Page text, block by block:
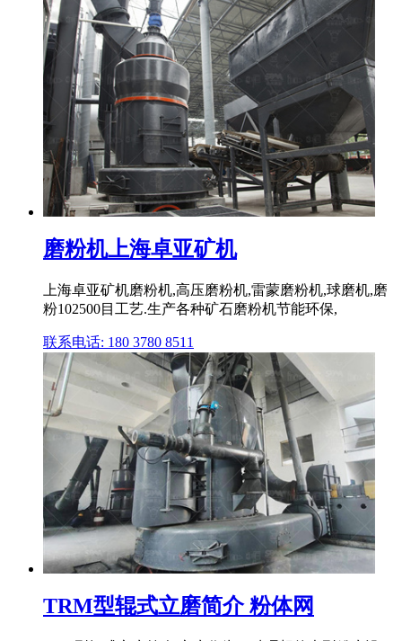
磨粉机上海卓亚矿机
上海卓亚矿机磨粉机,高压磨粉机,雷蒙磨粉机,球磨机,磨
粉102500目工艺.生产各种矿石磨粉机节能环保,
联系电话: 180 3780 8511
TRM型辊式立磨简介 粉体网